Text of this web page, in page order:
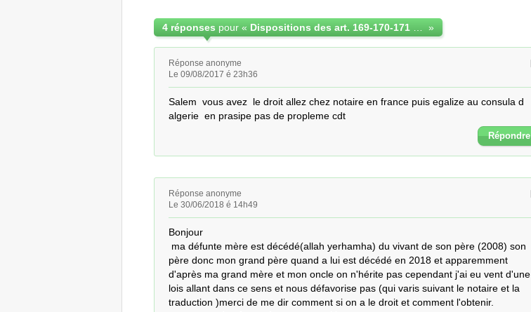
4 réponses pour « »
Réponse anonyme
Le 09/08/2017 é 23h36
Salem  vous avez  le droit allez chez notaire en france puis egalize au consula d
algerie  en prasipe pas de propleme cdt
Répondre
Réponse anonyme
Le 30/06/2018 é 14h49
Bonjour
père donc mon grand père quand a lui est décédé en 2018 et apparemment
d'après ma grand mère et mon oncle on n'hérite pas cependant j'ai eu vent d'une
lois allant dans ce sens et nous défavorise pas (qui varis suivant le notaire et la
traduction )merci de me dir comment si on a le droit et comment l'obtenir.